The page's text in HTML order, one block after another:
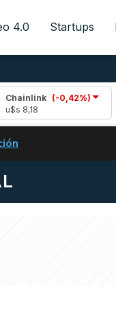
4.0 Startups
(-0,42%)
EN ARGENTINA: